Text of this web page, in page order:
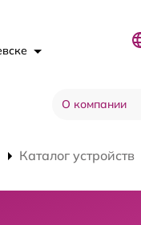
О компании
Каталог устройств